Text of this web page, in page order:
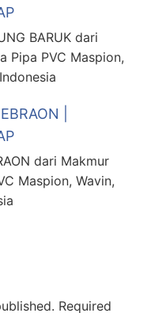
BARUK dari
Pipa PVC Maspion,
|
dari Makmur
Maspion, Wavin,
Required